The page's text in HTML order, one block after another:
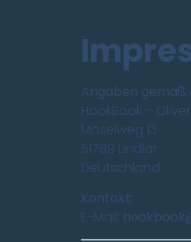
Angaben gemäß
HookBook –
Moselweg 13
51789 Lindlar
Deutschland
Kontakt:
E-Mail: